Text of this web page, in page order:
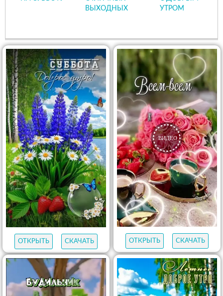
ВЫХОДНЫХ
УТРОМ
ОТКРЫТЬ СКАЧАТЬ ОТКРЫТЬ СКАЧАТЬ